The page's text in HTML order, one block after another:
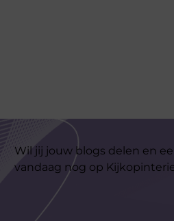
Wil jij jouw blogs delen en
vandaag nog op